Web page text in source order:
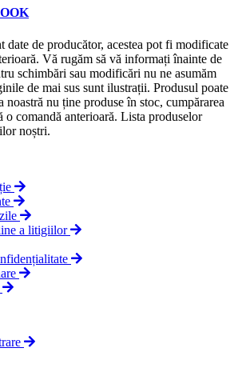
date de producător, acestea pot fi modificate
Vă rugăm să vă informați înainte de
schimbări sau modificări nu ne asumăm
de mai sus sunt ilustrații. Produsul poate
nu ține produse în stoc, cumpărarea
o comandă anterioară. Lista produselor
noștri.
a litigiilor